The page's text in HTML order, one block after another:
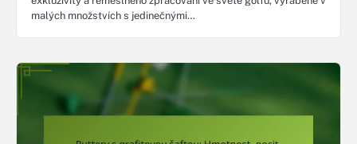
malých množstvích s jedinečnými…